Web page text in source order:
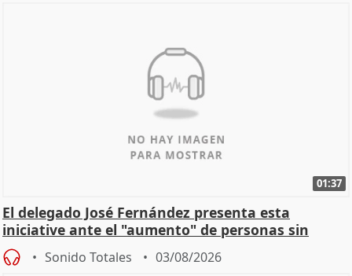
01:37
El delegado José Fernández presenta esta
iniciative ante el "aumento" de personas sin
hogar en Madri
Sonido Totales 03/08/2026